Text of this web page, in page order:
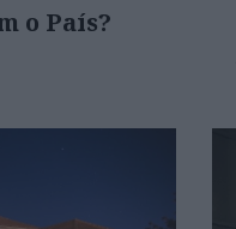
o País?